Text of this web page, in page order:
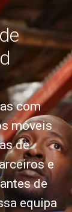
com
móveis
de
e
de
equipa